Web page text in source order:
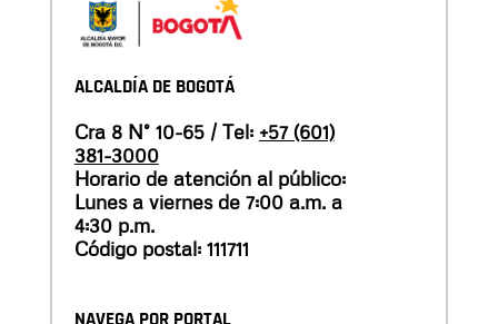
ALCALDÍA DE BOGOTÁ
Cra 8 N° 10-65 / Tel: +57 (601)
381-3000
Horario de atención al público:
Lunes a viernes de 7:00 a.m. a
4:30 p.m.
Código postal: 111711